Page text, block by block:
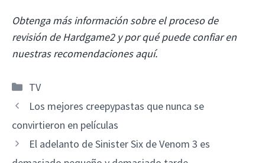
Obtenga más información sobre el proceso de
revisión de Hardgame2 y por qué puede confiar en
nuestras recomendaciones aquí.
Categorías
TV
Los mejores creepypastas que nunca se
convirtieron en películas
El adelanto de Sinister Six de Venom 3 es